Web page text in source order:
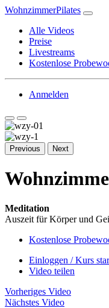
WohnzimmerPilates
Alle Videos
Preise
Livestreams
Kostenlose
Anmelden
Previous Next
Meditation
Auszeit für Körper und
Kostenlose
Einloggen / Kurs
Video teilen
Vorheriges Video
Nächstes Video